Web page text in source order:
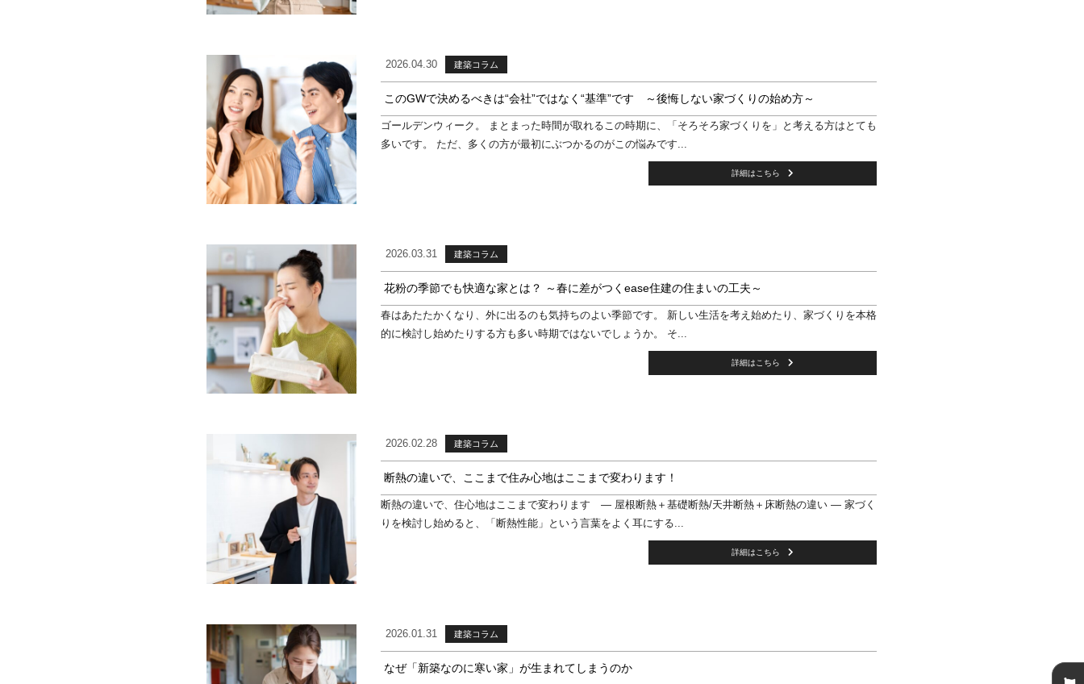
2026.04.30 建築コラム
このGWで決めるべきは“会社”ではなく“基準”です ～後悔しない家づくりの始め方～
ゴールデンウィーク。 まとまった時間が取れるこの時期に、「そろそろ家づくりを」と考える方はとても
多いです。 ただ、多くの方が最初にぶつかるのがこの悩みです...
詳細はこちら
2026.03.31 建築コラム
花粉の季節でも快適な家とは？ ～春に差がつくease住建の住まいの工夫～
春はあたたかくなり、外に出るのも気持ちのよい季節です。 新しい生活を考え始めたり、家づくりを本格
的に検討し始めたりする方も多い時期ではないでしょうか。 そ...
詳細はこちら
2026.02.28 建築コラム
断熱の違いで、ここまで住み心地はここまで変わります！
断熱の違いで、住心地はここまで変わります ― 屋根断熱＋基礎断熱/天井断熱＋床断熱の違い ― 家づく
りを検討し始めると、「断熱性能」という言葉をよく耳にする...
詳細はこちら
2026.01.31 建築コラム
なぜ「新築なのに寒い家」が生まれてしまうのか